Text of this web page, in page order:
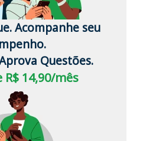
Acompanhe seu
Questões.
14,90/mês